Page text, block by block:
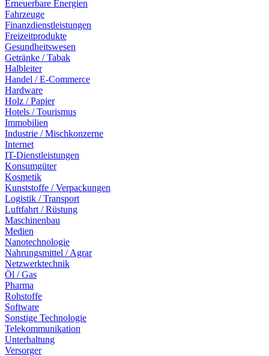
Erneuerbare Energien
Fahrzeuge
Finanzdienstleistungen
Freizeitprodukte
Gesundheitswesen
Getränke / Tabak
Halbleiter
Handel / E-Commerce
Hardware
Holz / Papier
Hotels / Tourismus
Immobilien
Industrie / Mischkonzerne
Internet
IT-Dienstleistungen
Konsumgüter
Kosmetik
Kunststoffe / Verpackungen
Logistik / Transport
Luftfahrt / Rüstung
Maschinenbau
Medien
Nanotechnologie
Nahrungsmittel / Agrar
Netzwerktechnik
Öl / Gas
Pharma
Rohstoffe
Software
Sonstige Technologie
Telekommunikation
Unterhaltung
Versorger